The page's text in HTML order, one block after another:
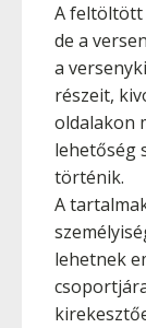
A feltöltött
de a
a
részeit,
oldalakon
lehetőség
történik.
A
lehetnek